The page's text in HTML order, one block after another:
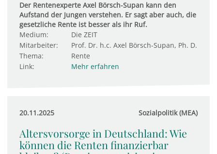
Der Rentenexperte Axel Börsch-Supan kann den
Aufstand der Jungen verstehen. Er sagt aber auch, die
gesetzliche Rente ist besser als ihr Ruf.
Medium:
Die ZEIT
Mitarbeiter:
Prof. Dr. h.c. Axel Börsch-Supan, Ph. D.
Thema:
Rente
Link:
Mehr erfahren
20.11.2025 Sozialpolitik (MEA)
Altersvorsorge in Deutschland: Wie
können die Renten finanzierbar